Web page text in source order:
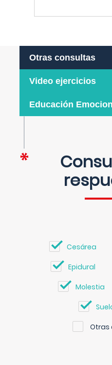
Otras consultas
Video ejercicios
Educación
Cesárea
Epidural
Molestia
Otras